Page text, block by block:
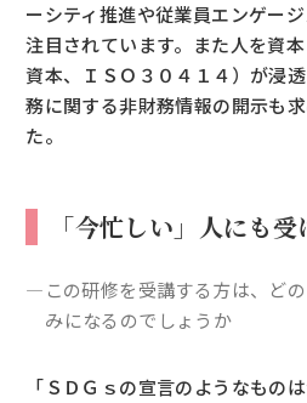
ーシティ推進や従業員エンゲー
注目されています。また人を資
資本、ＩＳＯ３０４１４）が浸
務に関する非財務情報の開示も
た。
「今忙しい」人にも
―この研修を受講する方は、ど
みになるのでしょうか
「ＳＤＧｓの宣言のようなもの